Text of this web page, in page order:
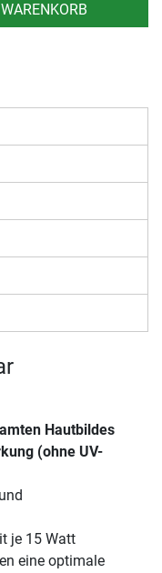
Hautbildes
(ohne UV-
je 15 Watt
eine optimale